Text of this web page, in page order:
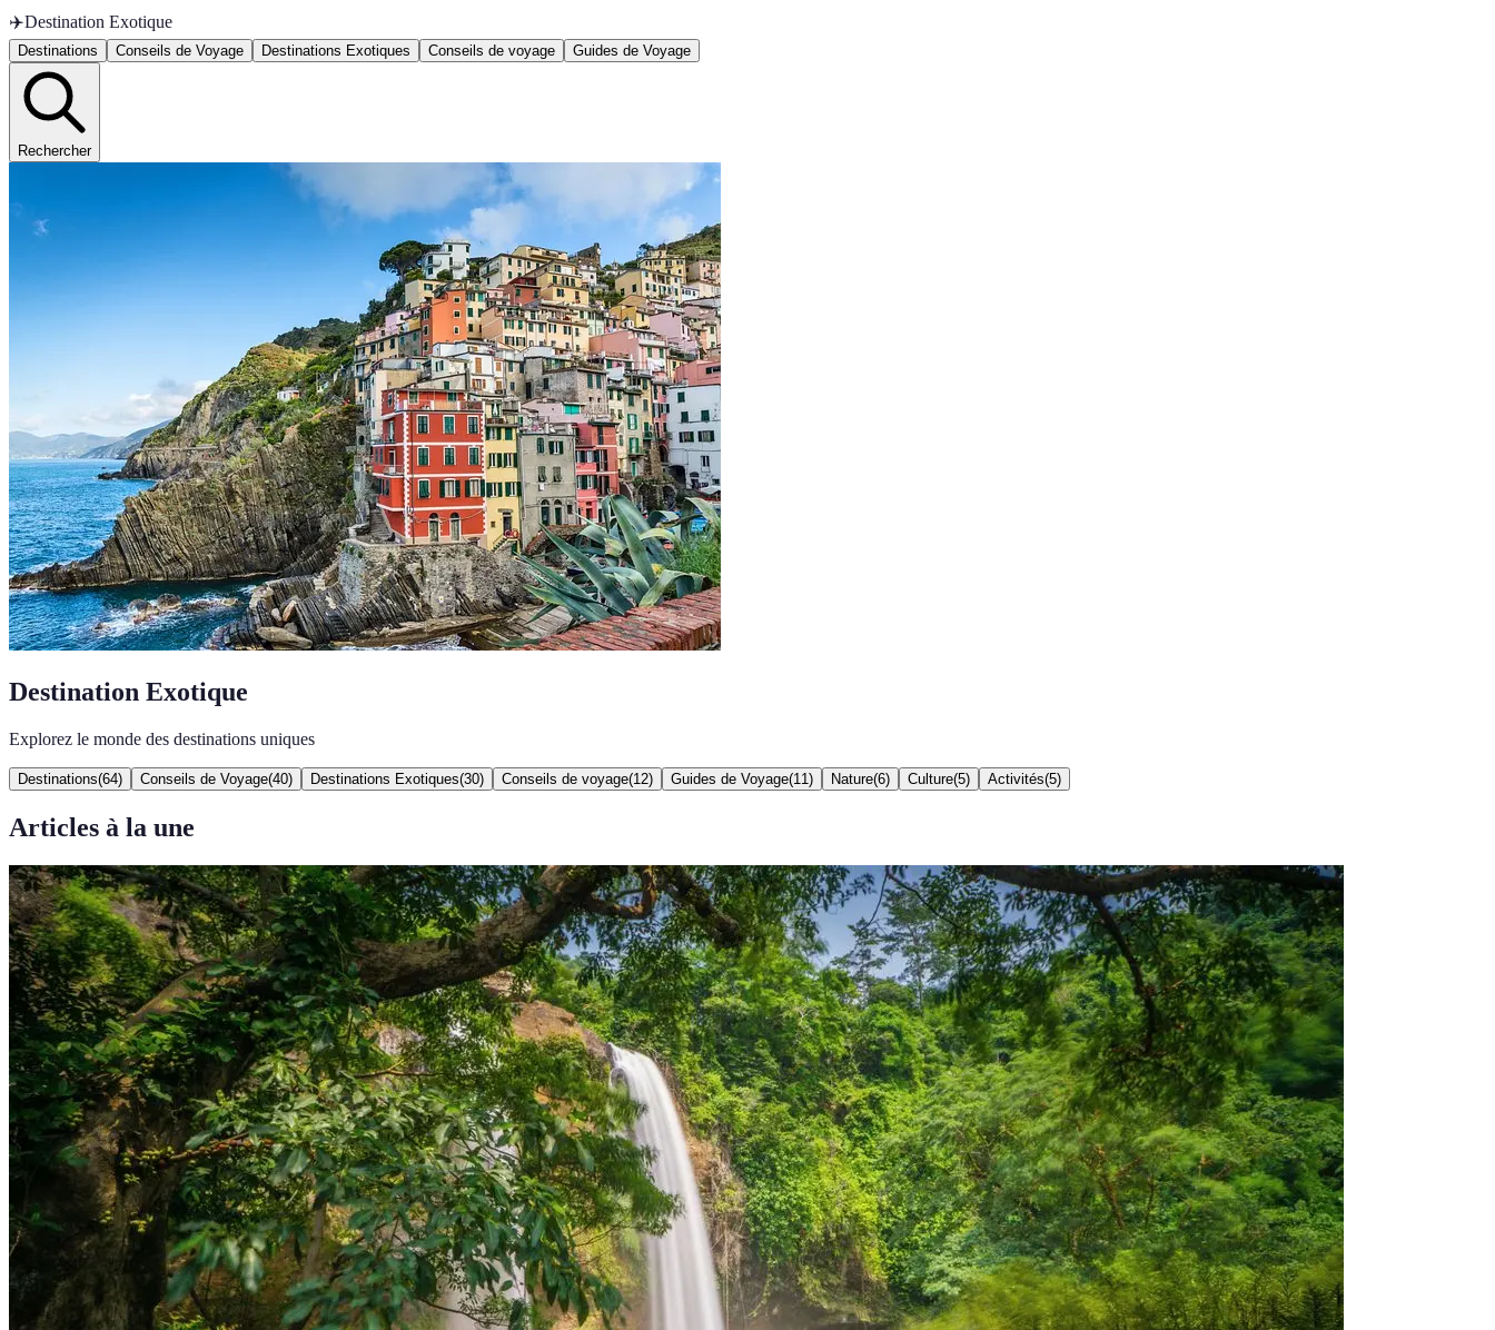
✈️Destination Exotique
Destinations Conseils de Voyage Destinations Exotiques Conseils de voyage Guides de Voyage
Rechercher
Destination Exotique
Explorez le monde des destinations uniques
Destinations(64) Conseils de Voyage(40) Destinations Exotiques(30) Conseils de voyage(12) Guides de Voyage(11 ) Nature(6) Culture(5) Activités(5)
Articles à la une